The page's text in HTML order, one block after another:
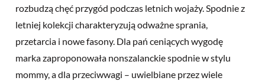
rozbudzą chęć przygód podczas letnich wojaży. Spodnie z
letniej kolekcji charakteryzują odważne sprania,
przetarcia i nowe fasony. Dla pań ceniących wygodę
marka zaproponowała nonszalanckie spodnie w stylu
mommy, a dla przeciwwagi – uwielbiane przez wiele